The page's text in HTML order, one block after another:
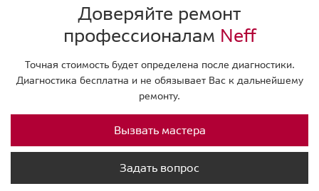
Доверяйте ремонт
профессионалам Neff
Точная стоимость будет определена после диагностики.
Диагностика бесплатна и не обязывает Вас к дальнейшему
ремонту.
Вызвать мастера
Задать вопрос